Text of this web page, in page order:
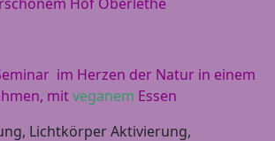
im Herzen der Natur in einem
mitveganem Essen
Lichtkörper Aktivierung,